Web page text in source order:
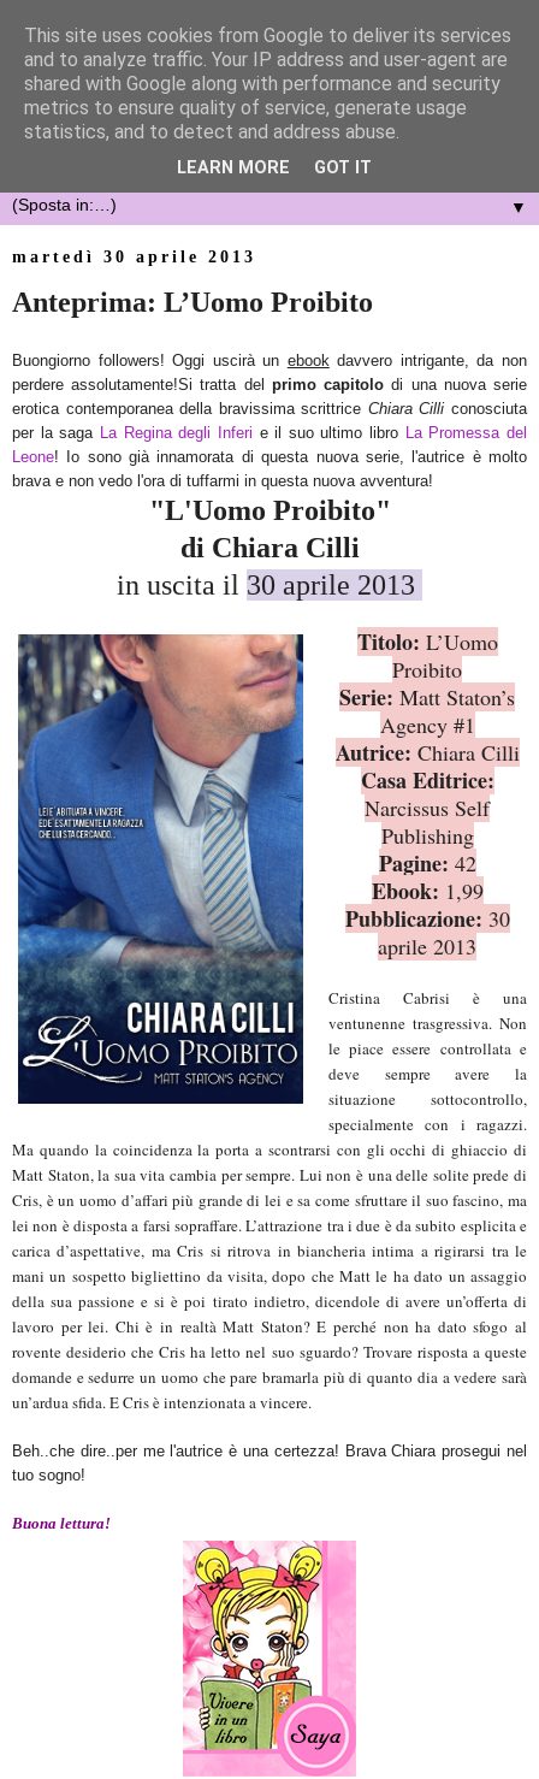
▼
martedì 30 aprile 2013
Anteprima: L’Uomo Proibito
Buongiorno followers! Oggi uscirà un ebook davvero intrigante, da non
perdere assolutamente!Si tratta del primo capitolo di una nuova serie
erotica contemporanea della bravissima scrittrice Chiara Cilli conosciuta
per la saga La Regina degli Inferi e il suo ultimo libro La Promessa del
Leone! Io sono già innamorata di questa nuova serie, l'autrice è molto
brava e non vedo l'ora di tuffarmi in questa nuova avventura!
"L'Uomo Proibito"
di Chiara Cilli
in uscita il 30 aprile 2013
Titolo: L’Uomo
Proibito
Serie: Matt Staton’s
Agency #1
Autrice: Chiara Cilli
Casa Editrice:
Narcissus Self
Publishing
Pagine: 42
Ebook: 1,99
Pubblicazione: 30
aprile 2013
Cristina Cabrisi è una
ventunenne trasgressiva. Non
le piace essere controllata e
deve sempre avere la
situazione sottocontrollo,
specialmente con i ragazzi.
Ma quando la coincidenza la porta a scontrarsi con gli occhi di ghiaccio di
Matt Staton, la sua vita cambia per sempre. Lui non è una delle solite prede di
Cris, è un uomo d’affari più grande di lei e sa come sfruttare il suo fascino, ma
lei non è disposta a farsi sopraffare. L’attrazione tra i due è da subito esplicita e
carica d’aspettative, ma Cris si ritrova in biancheria intima a rigirarsi tra le
mani un sospetto bigliettino da visita, dopo che Matt le ha dato un assaggio
della sua passione e si è poi tirato indietro, dicendole di avere un’offerta di
lavoro per lei. Chi è in realtà Matt Staton? E perché non ha dato sfogo al
rovente desiderio che Cris ha letto nel suo sguardo? Trovare risposta a queste
domande e sedurre un uomo che pare bramarla più di quanto dia a vedere sarà
un’ardua sfida. E Cris è intenzionata a vincere.
Beh..che dire..per me l'autrice è una certezza! Brava Chiara prosegui nel
tuo sogno!
Buona lettura!
This site uses cookies from Google to deliver its services
and to analyze traffic. Your IP address and user-agent are
shared with Google along with performance and security
metrics to ensure quality of service, generate usage
statistics, and to detect and address abuse.
LEARN MORE GOT IT